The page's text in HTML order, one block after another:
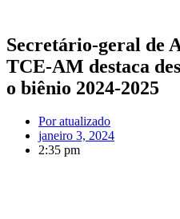
Secretário-geral de
TCE-AM destaca
o biênio 2024-2025
Poratualizado
janeiro 3, 2024
2:35 pm